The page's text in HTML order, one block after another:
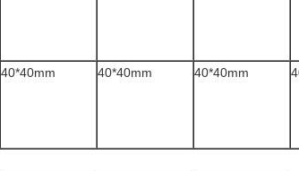
40*40mm 40*40mm 40*40mm